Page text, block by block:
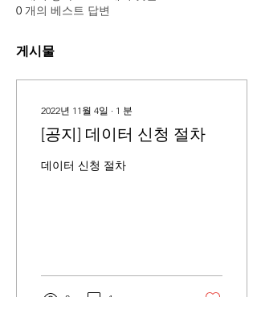
0 개의 베스트 답변
게시물
2022년 11월 4일 ∙ 1 분
[공지] 데이터 신청 절차
데이터 신청 절차
8 1